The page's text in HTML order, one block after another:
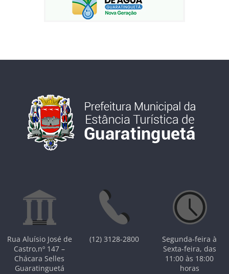
Rua Aluísio José de
Castro,nº 147 –
Chácara Selles
Guaratinguetá
(12) 3128-2800
Segunda-feira à
Sexta-feira, das
11:00 às 18:00
horas